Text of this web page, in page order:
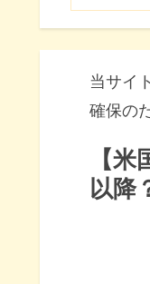
当サイ
確保の
【
以降